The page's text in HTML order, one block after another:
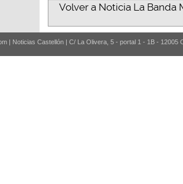
Volver a Noticia La Banda
| Noticias Castellón | C/ La Olivera, 5 - portal 1 - 1B - 12005